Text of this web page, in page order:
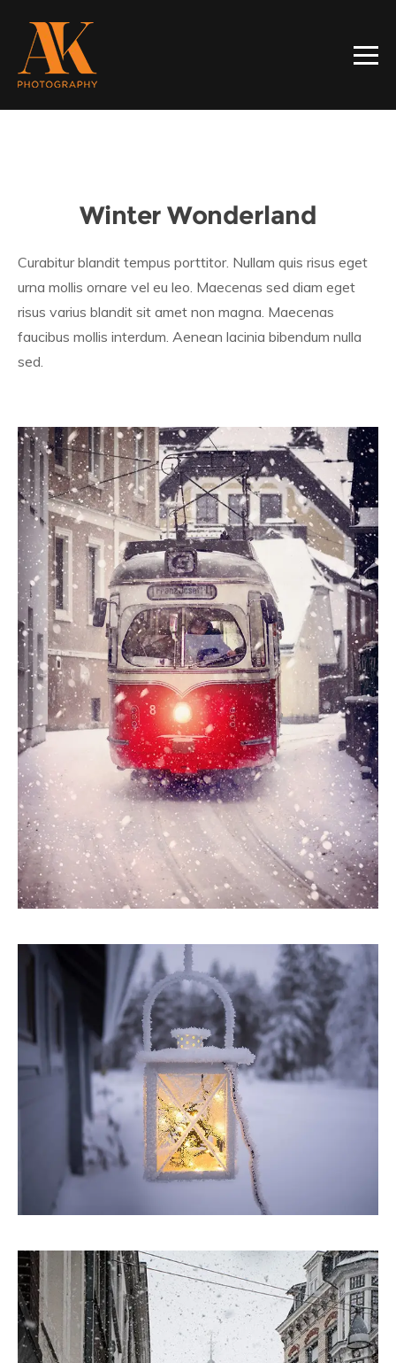
Winter Wonderland
Curabitur blandit tempus porttitor. Nullam quis risus eget
urna mollis ornare vel eu leo. Maecenas sed diam eget
risus varius blandit sit amet non magna. Maecenas
faucibus mollis interdum. Aenean lacinia bibendum nulla
sed.